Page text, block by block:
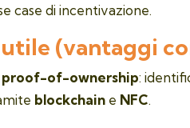
case di incentivazione.
utile (vantaggi
of-ownership:
blockchain e NFC.